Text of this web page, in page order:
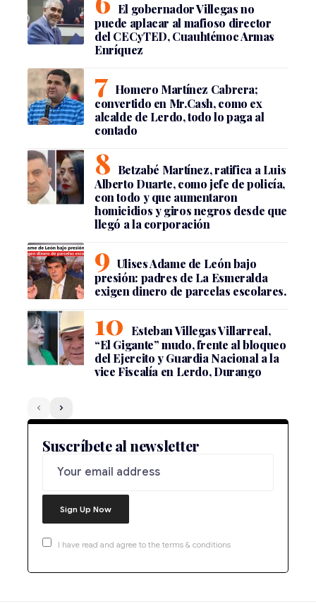
El gobernador Villegas no
puede aplacar al mafioso director
del CECyTED, Cuauhtémoc Armas
Enríquez
Homero Martínez Cabrera;
convertido en Mr.Cash, como ex
alcalde de Lerdo, todo lo paga al
contado
Betzabé Martínez, ratifica a Luis
Alberto Duarte, como jefe de policía,
con todo y que aumentaron
homicidios y giros negros desde que
llegó a la corporación
Ulises Adame de León bajo
presión: padres de La Esmeralda
exigen dinero de parcelas escolares.
Esteban Villegas Villarreal,
“El Gigante” mudo, frente al bloqueo
del Ejercito y Guardia Nacional a la
vice Fiscalía en Lerdo, Durango
Suscríbete al newsletter
I have read and agree to the terms & conditions